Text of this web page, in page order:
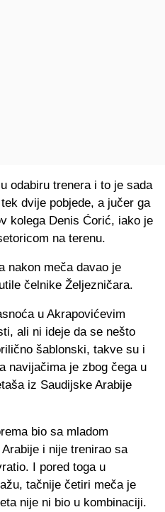
odabiru trenera i to je sada
dvije pobjede, a jučer ga
kolega Denis Ćorić, iako je
na terenu.
nakon meča davao je
čelnike Željezničara.
u Akrapovićevim
ali ni ideje da se nešto
šablonski, takve su i
navijačima je zbog čega u
iz Saudijske Arabije
bio sa mladom
i nije trenirao sa
I pored toga u
tačnije četiri meča je
nije ni bio u kombinaciji.